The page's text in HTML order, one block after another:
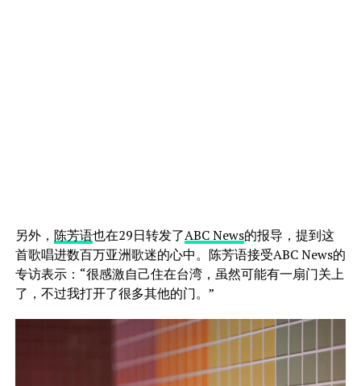
另外， 陈芳语也在29日转发了ABC News的报导，提到这
首歌唱进数百万亚洲歌迷的心中。陈芳语接受ABC News的
专访表示：“很感激自己住在台湾，虽然可能有一扇门关上
了，不过我打开了很多其他的门。”